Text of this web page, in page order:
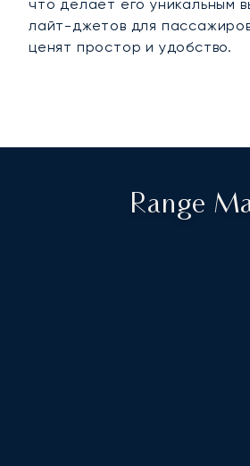
что делает его уникальным
лайт-джетов для
ценят простор и удобство.
Range